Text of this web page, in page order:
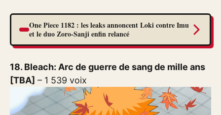
One Piece 1182 : les leaks annoncent Loki contre Imu
et le duo Zoro-Sanji enfin relancé
18. Bleach: Arc de guerre de sang de mille ans
[TBA] – 1 539 voix